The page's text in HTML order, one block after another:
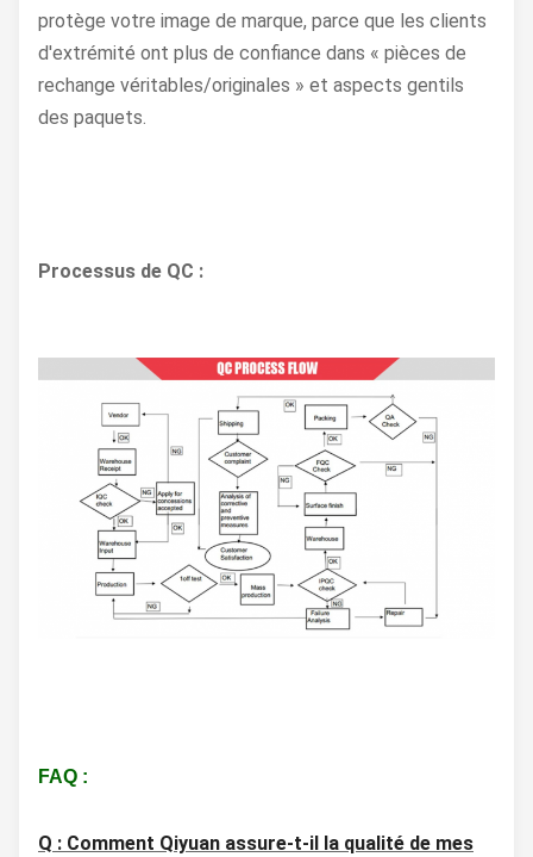
protège votre image de marque, parce que les clients
d'extrémité ont plus de confiance dans « pièces de
rechange véritables/originales » et aspects gentils
des paquets.
Processus de QC :
FAQ :
Q : Comment Qiyuan assure-t-il la qualité de mes